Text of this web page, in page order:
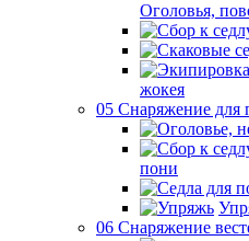
Оголовья,
жокея
05 Снаряжение для
пони
06 Снаряжение